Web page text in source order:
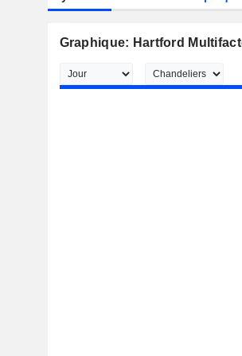
Graphique: Hartford